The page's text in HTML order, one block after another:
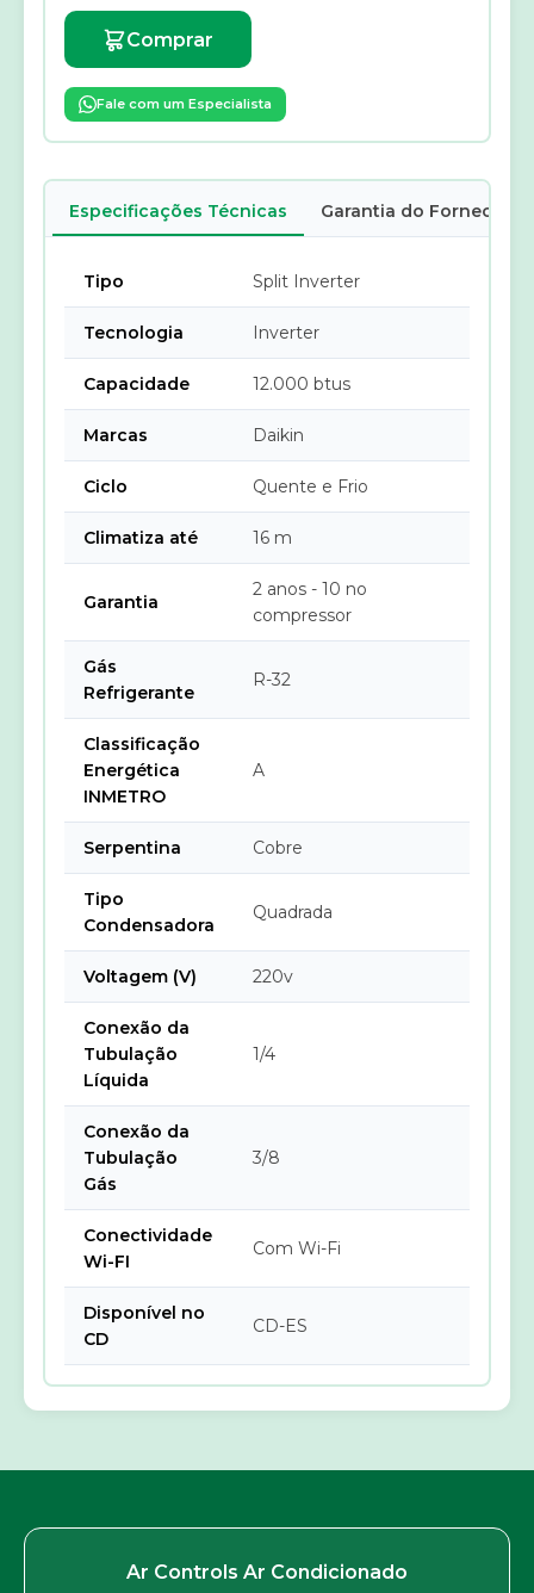
Comprar
Fale com um Especialista
Especificações Técnicas Garantia do Fornecedor
Tipo Split Inverter
Tecnologia Inverter
Capacidade 12.000 btus
Marcas Daikin
Ciclo Quente e Frio
Climatiza até 16 m
Garantia
2 anos - 10 no
compressor
Gás
Refrigerante
R-32
Classificação
Energética
INMETRO
A
Serpentina Cobre
Tipo
Condensadora
Quadrada
Voltagem (V) 220v
Conexão da
Tubulação
Líquida
1/4
Conexão da
Tubulação
Gás
3/8
Conectividade
Wi-FI
Com Wi-Fi
Disponível no
CD
CD-ES
Ar Controls Ar Condicionado